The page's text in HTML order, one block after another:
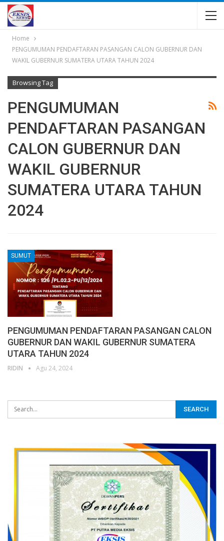
Home
PENGUMUMAN PENDAFTARAN PASANGAN CALON GUBERNUR DAN
WAKIL GUBERNUR SUMATERA UTARA TAHUN 2024
Browsing Tag
PENGUMUMAN
PENDAFTARAN PASANGAN
CALON GUBERNUR DAN
WAKIL GUBERNUR
SUMATERA UTARA TAHUN
2024
SUMUT
PENGUMUMAN PENDAFTARAN PASANGAN CALON
GUBERNUR DAN WAKIL GUBERNUR SUMATERA
UTARA TAHUN 2024
RIDIN Agu 24, 2024